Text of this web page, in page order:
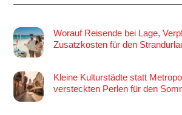
Worauf Reisende bei Lage,
Zusatzkosten für den
Kleine Kulturstädte statt
versteckten Perlen für den